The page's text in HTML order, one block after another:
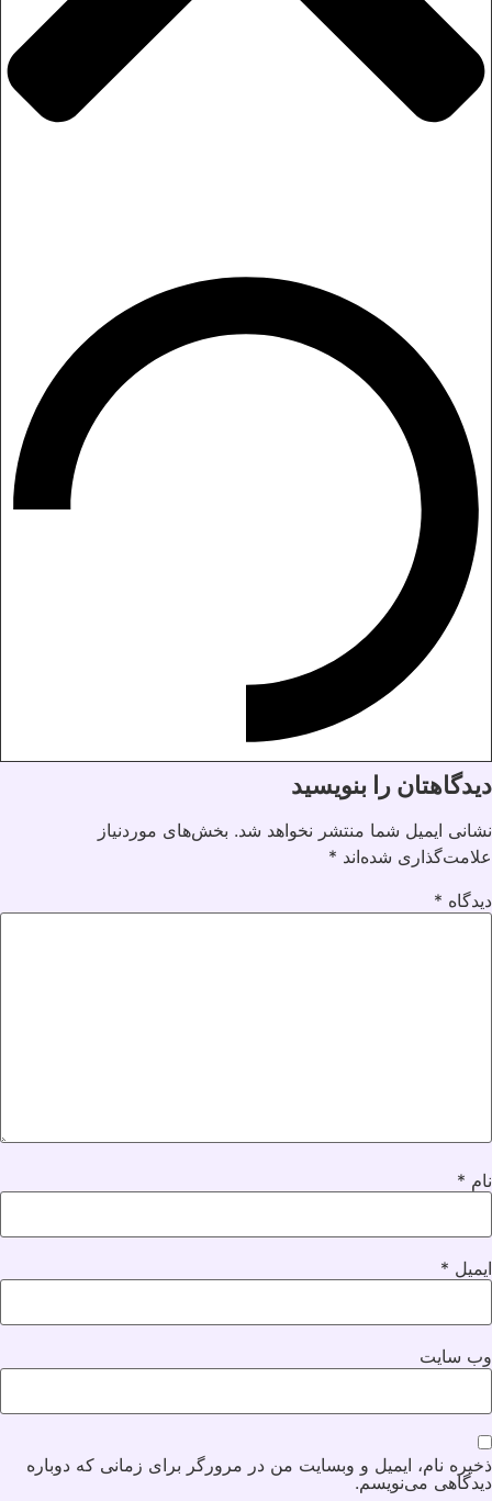
دیدگاهتان را بنویسید
نشانی ایمیل شما منتشر نخواهد شد. بخش‌های موردنیاز
علامت‌گذاری شده‌اند *
دیدگاه *
نام *
ایمیل *
وب‌ سایت
ذخیره نام، ایمیل و وبسایت من در مرورگر برای زمانی که دوباره
دیدگاهی می‌نویسم.